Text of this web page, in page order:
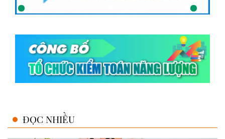
ĐỌC NHIỀU